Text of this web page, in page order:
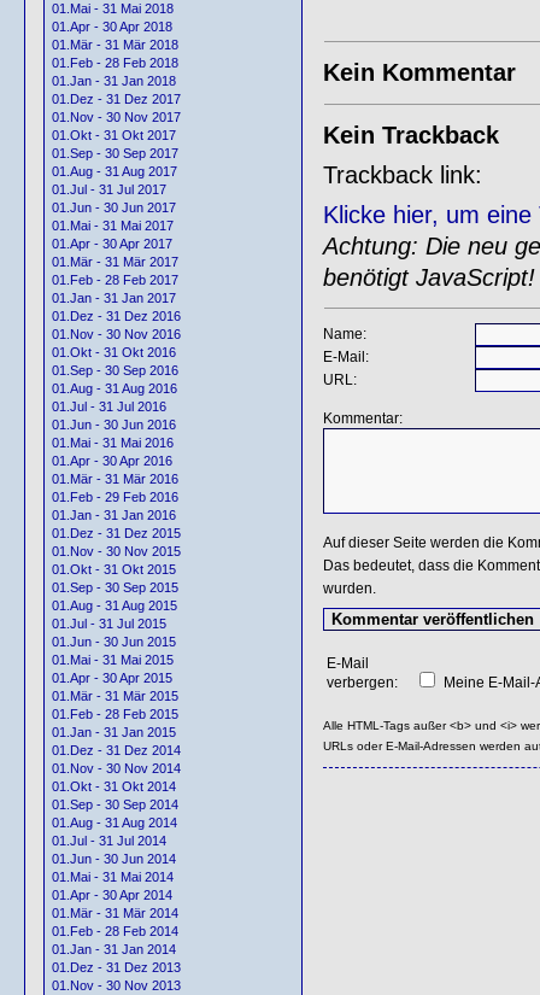
01.Mai - 31 Mai 2018
01.Apr - 30 Apr 2018
01.Mär - 31 Mär 2018
01.Feb - 28 Feb 2018
01.Jan - 31 Jan 2018
01.Dez - 31 Dez 2017
01.Nov - 30 Nov 2017
01.Okt - 31 Okt 2017
01.Sep - 30 Sep 2017
01.Aug - 31 Aug 2017
01.Jul - 31 Jul 2017
01.Jun - 30 Jun 2017
01.Mai - 31 Mai 2017
01.Apr - 30 Apr 2017
01.Mär - 31 Mär 2017
01.Feb - 28 Feb 2017
01.Jan - 31 Jan 2017
01.Dez - 31 Dez 2016
01.Nov - 30 Nov 2016
01.Okt - 31 Okt 2016
01.Sep - 30 Sep 2016
01.Aug - 31 Aug 2016
01.Jul - 31 Jul 2016
01.Jun - 30 Jun 2016
01.Mai - 31 Mai 2016
01.Apr - 30 Apr 2016
01.Mär - 31 Mär 2016
01.Feb - 29 Feb 2016
01.Jan - 31 Jan 2016
01.Dez - 31 Dez 2015
01.Nov - 30 Nov 2015
01.Okt - 31 Okt 2015
01.Sep - 30 Sep 2015
01.Aug - 31 Aug 2015
01.Jul - 31 Jul 2015
01.Jun - 30 Jun 2015
01.Mai - 31 Mai 2015
01.Apr - 30 Apr 2015
01.Mär - 31 Mär 2015
01.Feb - 28 Feb 2015
01.Jan - 31 Jan 2015
01.Dez - 31 Dez 2014
01.Nov - 30 Nov 2014
01.Okt - 31 Okt 2014
01.Sep - 30 Sep 2014
01.Aug - 31 Aug 2014
01.Jul - 31 Jul 2014
01.Jun - 30 Jun 2014
01.Mai - 31 Mai 2014
01.Apr - 30 Apr 2014
01.Mär - 31 Mär 2014
01.Feb - 28 Feb 2014
01.Jan - 31 Jan 2014
01.Dez - 31 Dez 2013
01.Nov - 30 Nov 2013
Kein Kommentar
Kein Trackback
Trackback link:
Klicke hier, um
Achtung: Die neu
benötigt JavaScript!
Name:
E-Mail:
URL:
Kommentar:
Auf dieser Seite werden die
Das bedeutet, dass die
wurden.
E-Mail
verbergen:
Meine E-
Alle HTML-Tags außer <b> und <i>
URLs oder E-Mail-Adressen werden